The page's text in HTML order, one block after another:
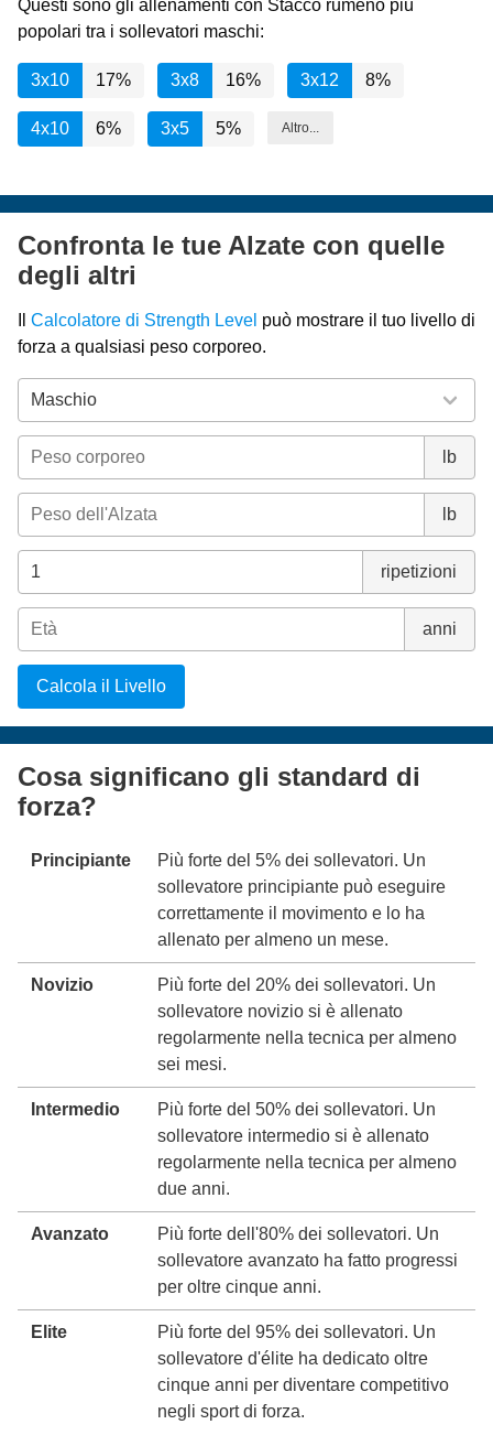
Questi sono gli allenamenti con Stacco rumeno più
popolari tra i sollevatori maschi:
3x10 17% 3x8 16% 3x12 8%
4x10 6% 3x5 5% Altro...
Confronta le tue Alzate con quelle
degli altri
Calcolatore di Strength Level può mostrare il tuo livello di
forza a qualsiasi peso corporeo.
lb
lb
ripetizioni
anni
Calcola il Livello
Cosa significano gli standard di
forza?
Principiante
Più forte del 5% dei sollevatori. Un
sollevatore principiante può eseguire
correttamente il movimento e lo ha
allenato per almeno un mese.
Novizio
Più forte del 20% dei sollevatori. Un
sollevatore novizio si è allenato
regolarmente nella tecnica per almeno
sei mesi.
Intermedio
Più forte del 50% dei sollevatori. Un
sollevatore intermedio si è allenato
regolarmente nella tecnica per almeno
due anni.
Avanzato
Più forte dell'80% dei sollevatori. Un
sollevatore avanzato ha fatto progressi
per oltre cinque anni.
Elite
Più forte del 95% dei sollevatori. Un
sollevatore d'élite ha dedicato oltre
cinque anni per diventare competitivo
negli sport di forza.